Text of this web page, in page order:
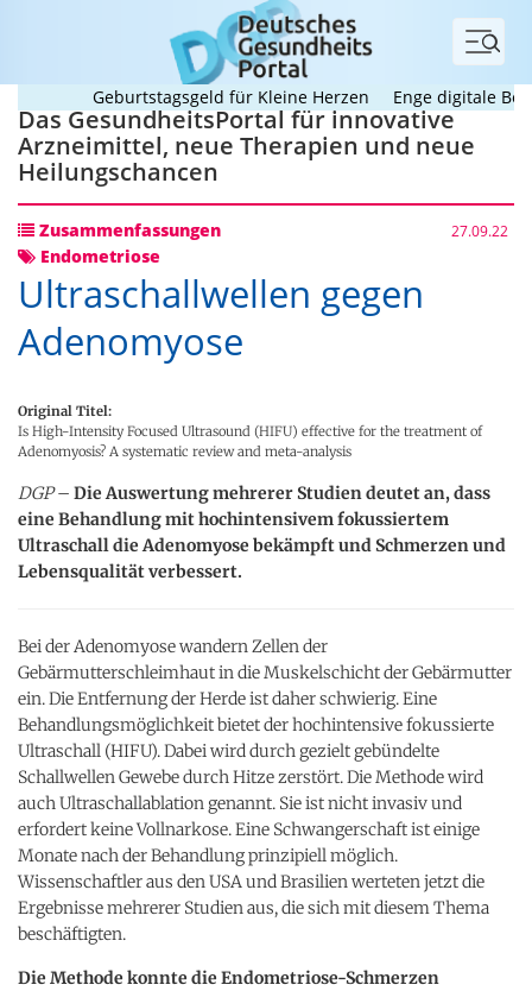
Menü
Geburtstagsgeld für Kleine Herzen Enge digitale
Das GesundheitsPortal für innovative
Arzneimittel, neue Therapien und neue
Heilungschancen
Zusammenfassungen 27.09.22
Endometriose
Ultraschallwellen gegen
Adenomyose
Original Titel:
Is High-Intensity Focused Ultrasound (HIFU) effective for the treatment of
Adenomyosis? A systematic review and meta-analysis
DGP– Die Auswertung mehrerer Studien deutet an, dass
eine Behandlung mit hochintensivem fokussiertem
Ultraschall die Adenomyose bekämpft und Schmerzen und
Lebensqualität verbessert.
Bei der Adenomyose wandern Zellen der
Gebärmutterschleimhaut in die Muskelschicht der Gebärmutter
ein. Die Entfernung der Herde ist daher schwierig. Eine
Behandlungsmöglichkeit bietet der hochintensive fokussierte
Ultraschall (HIFU). Dabei wird durch gezielt gebündelte
Schallwellen Gewebe durch Hitze zerstört. Die Methode wird
auch Ultraschallablation genannt. Sie ist nicht invasiv und
erfordert keine Vollnarkose. Eine Schwangerschaft ist einige
Monate nach der Behandlung prinzipiell möglich.
Wissenschaftler aus den USA und Brasilien werteten jetzt die
Ergebnisse mehrerer Studien aus, die sich mit diesem Thema
beschäftigten.
Die Methode konnte die Endometriose-Schmerzen